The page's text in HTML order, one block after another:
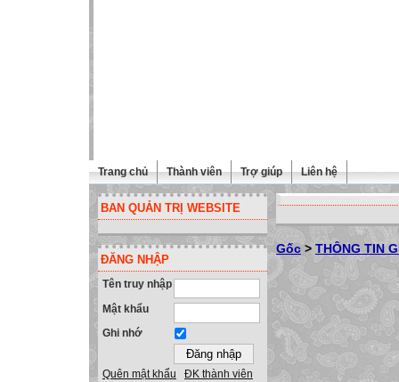
Trang chủ Thành viên Trợ giúp Liên hệ
BAN QUẢN TRỊ WEBSITE
ĐĂNG NHẬP
Tên truy nhập
Mật khẩu
Ghi nhớ
Quên mật khẩu ĐK thành viên
Gốc > THÔNG TIN